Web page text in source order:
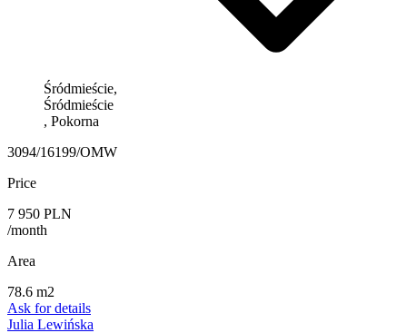
Śródmieście,
Śródmieście
, Pokorna
3094/16199/OMW
Price
7 950 PLN
/month
Area
78.6 m2
Ask for details
Julia Lewińska